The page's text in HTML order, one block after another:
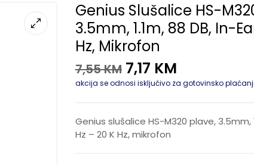
Genius Slušalice HS-
3.5mm, 1.1m, 88 DB, In-
Hz, Mikrofon
7,55KM 7,17 KM
akcija se odnosi isključivo za gotovinsko
Genius slušalice HS-M320 plave, 3.5mm,
Hz – 20 K Hz, mikrofon